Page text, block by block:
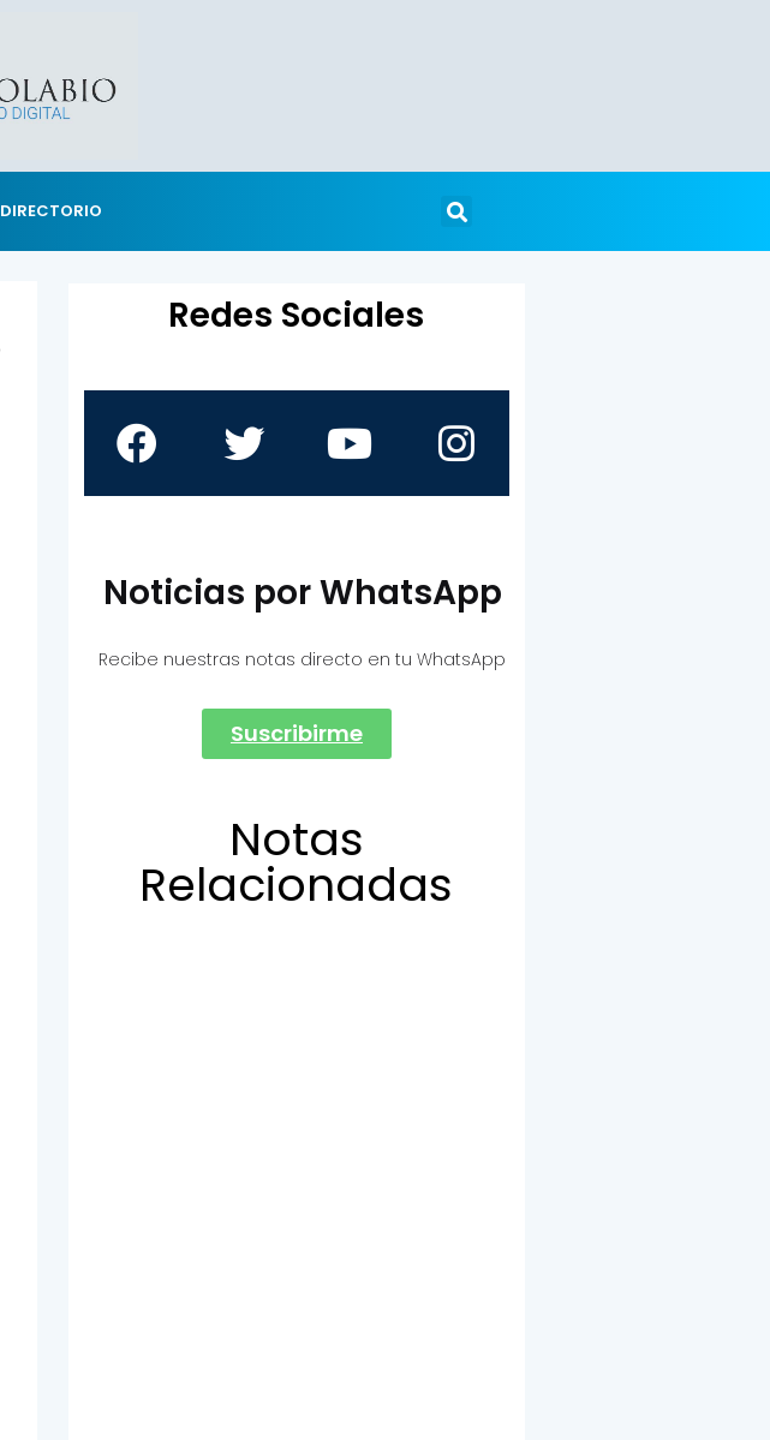
DIRECTORIO
Redes Sociales
Noticias por WhatsApp
Recibe nuestras notas directo en tu WhatsApp
Suscribirme
Notas
Relacionadas